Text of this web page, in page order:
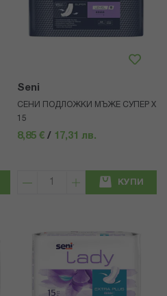
Seni
СЕНИ ПОДЛОЖКИ МЪЖЕ СУПЕР Х
15
8,85 € / 17,31 лв.
КУПИ